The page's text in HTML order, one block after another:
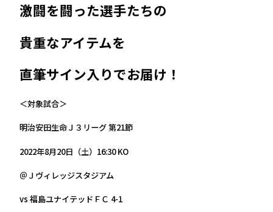
激闘を闘った選手たちの
貴重なアイテムを
直筆サイン入りでお届け！
＜対象試合＞
明治安田生命Ｊ３リーグ 第21節
2022年8月20日（土）16:30 KO
＠Ｊヴィレッジスタジアム
vs 福島ユナイテッドＦＣ 4-1